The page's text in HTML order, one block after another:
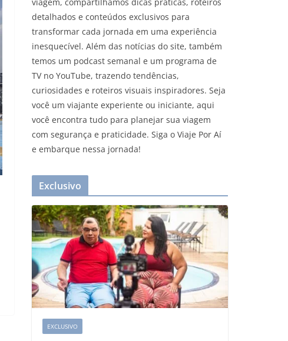
detalhados e conteúdos exclusivos para
transformar cada jornada em uma experiência
inesquecível. Além das notícias do site, também
temos um podcast semanal e um programa de
TV no YouTube, trazendo tendências,
curiosidades e roteiros visuais inspiradores. Seja
você um viajante experiente ou iniciante, aqui
você encontra tudo para planejar sua viagem
com segurança e praticidade. Siga o Viaje Por Aí
e embarque nessa jornada!
Exclusivo
EXCLUSIVO